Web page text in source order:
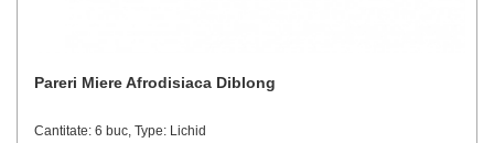
Pareri Miere Afrodisiaca Diblong
Cantitate: 6 buc, Type: Lichid